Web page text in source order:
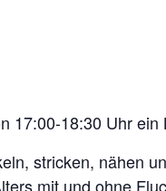
17:00-18:30 Uhr
stricken, nähen
mit und ohne